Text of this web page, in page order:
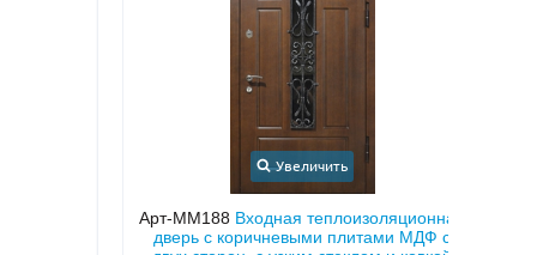
Увеличить
Арт-ММ188Входная теплоизоляционная
дверь с коричневыми плитами МДФ с